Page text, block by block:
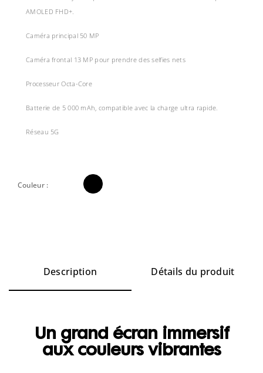
AMOLED FHD+.
Caméra principal 50 MP
Caméra frontal 13 MP pour prendre des selfies nets
Processeur Octa-Core
Batterie de 5 000 mAh, compatible avec la charge ultra rapide.
Réseau 5G
Couleur :
Description Détails du produit
Un grand écran immersif
aux couleurs vibrantes